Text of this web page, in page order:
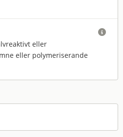
eller
eller polymeriserande
